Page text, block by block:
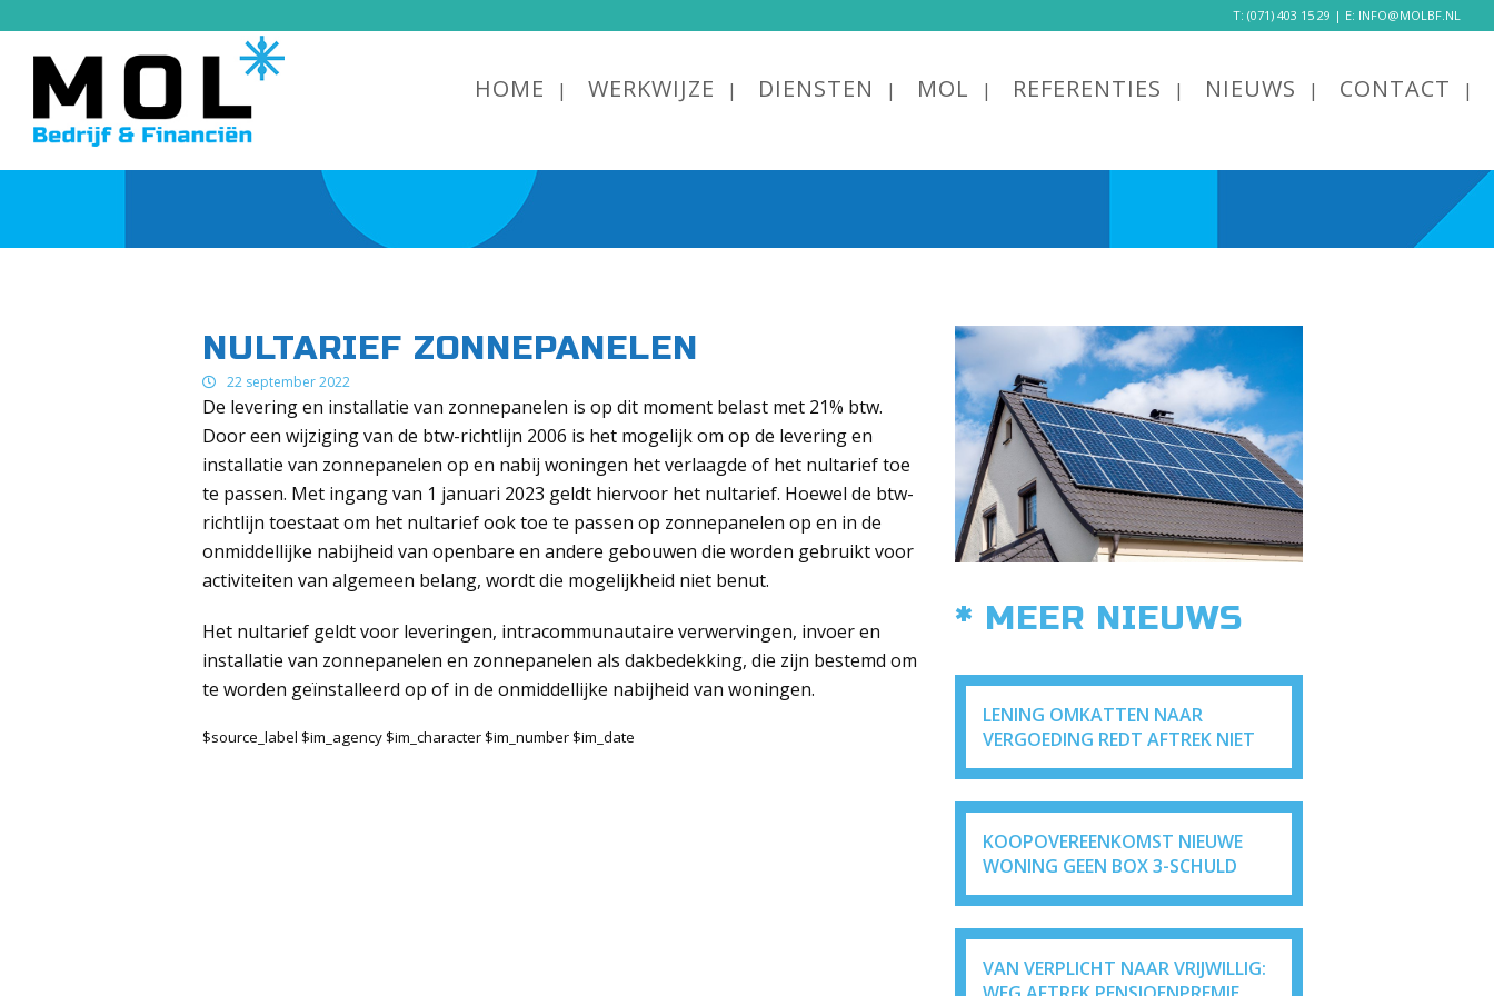
T: (071) 403 15 29 | E: INFO@MOLBF.NL
HOME WERKWIJZE DIENSTEN MOL REFERENTIES NIEUWS CONTACT
NULTARIEF ZONNEPANELEN
22 september 2022
De levering en installatie van zonnepanelen is op dit moment belast met 21% btw.
Door een wijziging van de btw-richtlijn 2006 is het mogelijk om op de levering en
installatie van zonnepanelen op en nabij woningen het verlaagde of het nultarief toe
te passen. Met ingang van 1 januari 2023 geldt hiervoor het nultarief. Hoewel de btw-
richtlijn toestaat om het nultarief ook toe te passen op zonnepanelen op en in de
onmiddellijke nabijheid van openbare en andere gebouwen die worden gebruikt voor
activiteiten van algemeen belang, wordt die mogelijkheid niet benut.
Het nultarief geldt voor leveringen, intracommunautaire verwervingen, invoer en
installatie van zonnepanelen en zonnepanelen als dakbedekking, die zijn bestemd om
te worden geïnstalleerd op of in de onmiddellijke nabijheid van woningen.
$source_label $im_agency $im_character $im_number $im_date
* MEER NIEUWS
LENING OMKATTEN NAAR
VERGOEDING REDT AFTREK NIET
KOOPOVEREENKOMST NIEUWE
WONING GEEN BOX 3-SCHULD
VAN VERPLICHT NAAR VRIJWILLIG: